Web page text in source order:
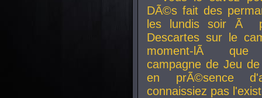
DÃ©s fait des
les lundis soir Ã
Descartes sur le
moment-lÃ que
campagne de Jeu
en prÃ©sence
connaissiez pas